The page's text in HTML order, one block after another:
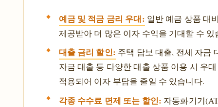
예금 및 적금 금리 우대: 일반 예금 상품 대
제공받아 더 많은 이자 수익을 기대할 수 있
대출 금리 할인: 주택 담보 대출, 전세 자금
자금 대출 등 다양한 대출 상품 이용 시 우
적용되어 이자 부담을 줄일 수 있습니다.
각종 수수료 면제 또는 할인: 자동화기기